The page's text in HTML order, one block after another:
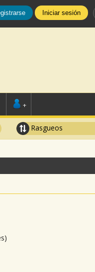
Iniciar sesión
+
Rasgueos